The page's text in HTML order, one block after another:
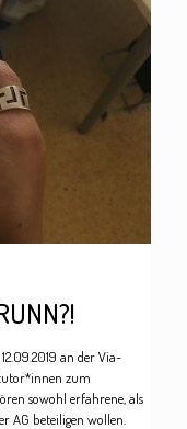
an der Via-
zum
sowohl erfahrene, als
AG beteiligen wollen.